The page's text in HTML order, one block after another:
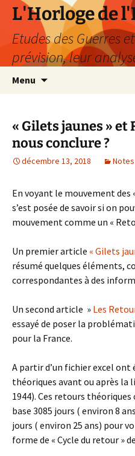
Aller
contenu
L'Horloge de
Etudes des Guerres
prévision, leur
Menu
« Gilets jaunes »
nous conclure ?
décembre 13, 2018
En voyant le mouvement des
s’est posée de savoir si on
mouvement comme un «
Un premier article « Gilets
résumé quelques éléments,
correspondantes à des
Un second article » Les
essayé de poser la
pour la France.
A partir d’un fichier excel
théoriques avant ou après la
1944). Ces retours
base 3085 jours ( environ 8
jours ( environ 25 ans) pour
forme de « Cycle du retour »